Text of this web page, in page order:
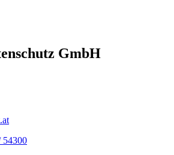
GmbH
54300